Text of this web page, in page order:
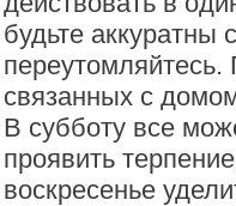
будьте
связанных с
В субботу все
проявить
воскресенье